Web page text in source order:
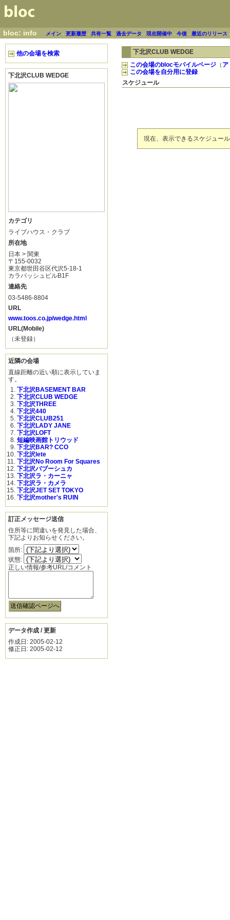
bloc: info メイン -更新履歴 -共有一覧 -過去データ -現在開催中 -今後 -最近のリリース
他の会場を検索
下北沢CLUB WEDGE
カテゴリ
ライブハウス・クラブ
所在地
日本 > 関東
〒155-0032
東京都世田谷区代沢5-18-1
カラバッシュビルB1F
連絡先
03-5486-8804
URL
www.toos.co.jp/wedge.html
URL(Mobile)
（未登録）
近隣の会場
直線距離の近い順に表示していま
す。
下北沢BASEMENT BAR
下北沢CLUB WEDGE
下北沢THREE
下北沢440
下北沢CLUB251
下北沢LADY JANE
下北沢LOFT
短編映画館トリウッド
下北沢BAR? CCO
下北沢lete
下北沢No Room For Squares
下北沢バブーシュカ
下北沢ラ・カーニャ
下北沢ラ・カメラ
下北沢JET SET TOKYO
下北沢mother's RUIN
訂正メッセージ送信
住所等に間違いを発見した場合、
下記よりお知らせください。
箇所:
状態:
正しい情報/参考URL/コメント
データ作成 / 更新
作成日: 2005-02-12
修正日: 2005-02-12
下北沢CLUB WEDGE
この会場のblocモバイルページ （ ア
この会場を自分用に登録
スケジュール
現在、表示できるスケジュー